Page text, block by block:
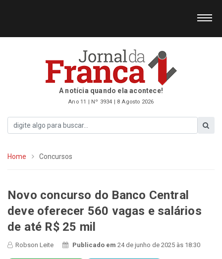
A notícia quando ela acontece!
Ano 11 | Nº 3934 | 8 Agosto 2026
Home Concursos
Novo concurso do Banco Central
deve oferecer 560 vagas e salários
de até R$ 25 mil
Robson Leite Publicado em24 de junho de 2025 às 18:30